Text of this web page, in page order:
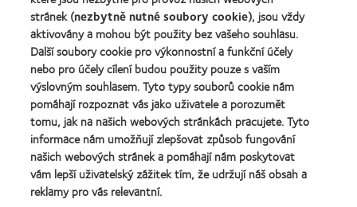
100®
Global
Award
za
rok
2012
(2012)
Naše produkty
Technologie kontaktních čoček
Najděte ty pravé čočky pro vás
Kontaktní čočky a zrak
stránek (nezbytně nutné soubory cookie), jsou vždy
aktivovány a mohou být použity bez vašeho souhlasu.
Další soubory cookie pro výkonnostní a funkční účely
nebo pro účely cílení budou použity pouze s vaším
výslovným souhlasem. Tyto typy souborů cookie nám
pomáhají rozpoznat vás jako uživatele a porozumět
tomu, jak na našich webových stránkách pracujete. Tyto
informace nám umožňují zlepšovat způsob fungování
našich webových stránek a pomáhají nám poskytovat
vám lepší uživatelský zážitek tím, že udržují náš obsah a
reklamy pro vás relevantní.